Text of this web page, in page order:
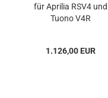
für Aprilia RSV4 und
Tuono V4R
1.126,00 EUR